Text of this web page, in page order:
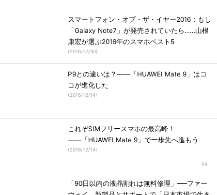
スマートフォン・オブ・ザ・イヤー2016：もし
「Galaxy Note7」が発売されていたら……山根
康宏が選ぶ2016年のスマホベスト5
(2016/12/30)
P9との違いは？――「HUAWEI Mate 9」はコ
コが進化した
(2016/12/14)
これぞSIMフリースマホの最高峰！
――「HUAWEI Mate 9」で一歩先へ進もう
(2016/12/14)
「90日以内の液晶割れは無料修理」──ファー